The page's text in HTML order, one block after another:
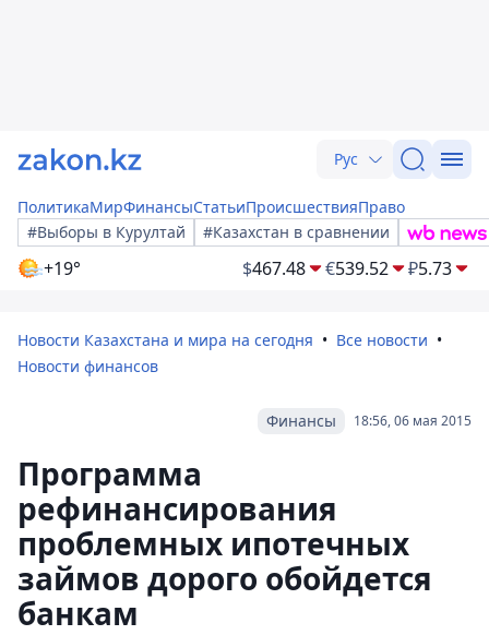
Рус
ПолитикаМирФинансыСтатьиПроисшествияПраво
#Выборы в Курултай
#Казахстан в сравнении
+19° $467.48 €539.52 ₽5.73
Новости Казахстана и мира на сегодня
Все новости
Новости финансов
18:56, 06 мая 2015
Финансы
Программа
рефинансирования
проблемных ипотечных
займов дорого обойдется
банкам